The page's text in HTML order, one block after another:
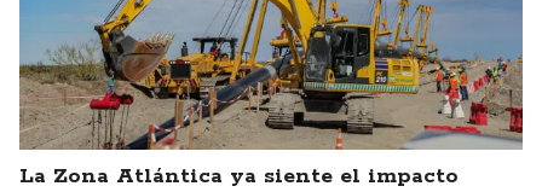
La Zona Atlántica ya siente el impacto